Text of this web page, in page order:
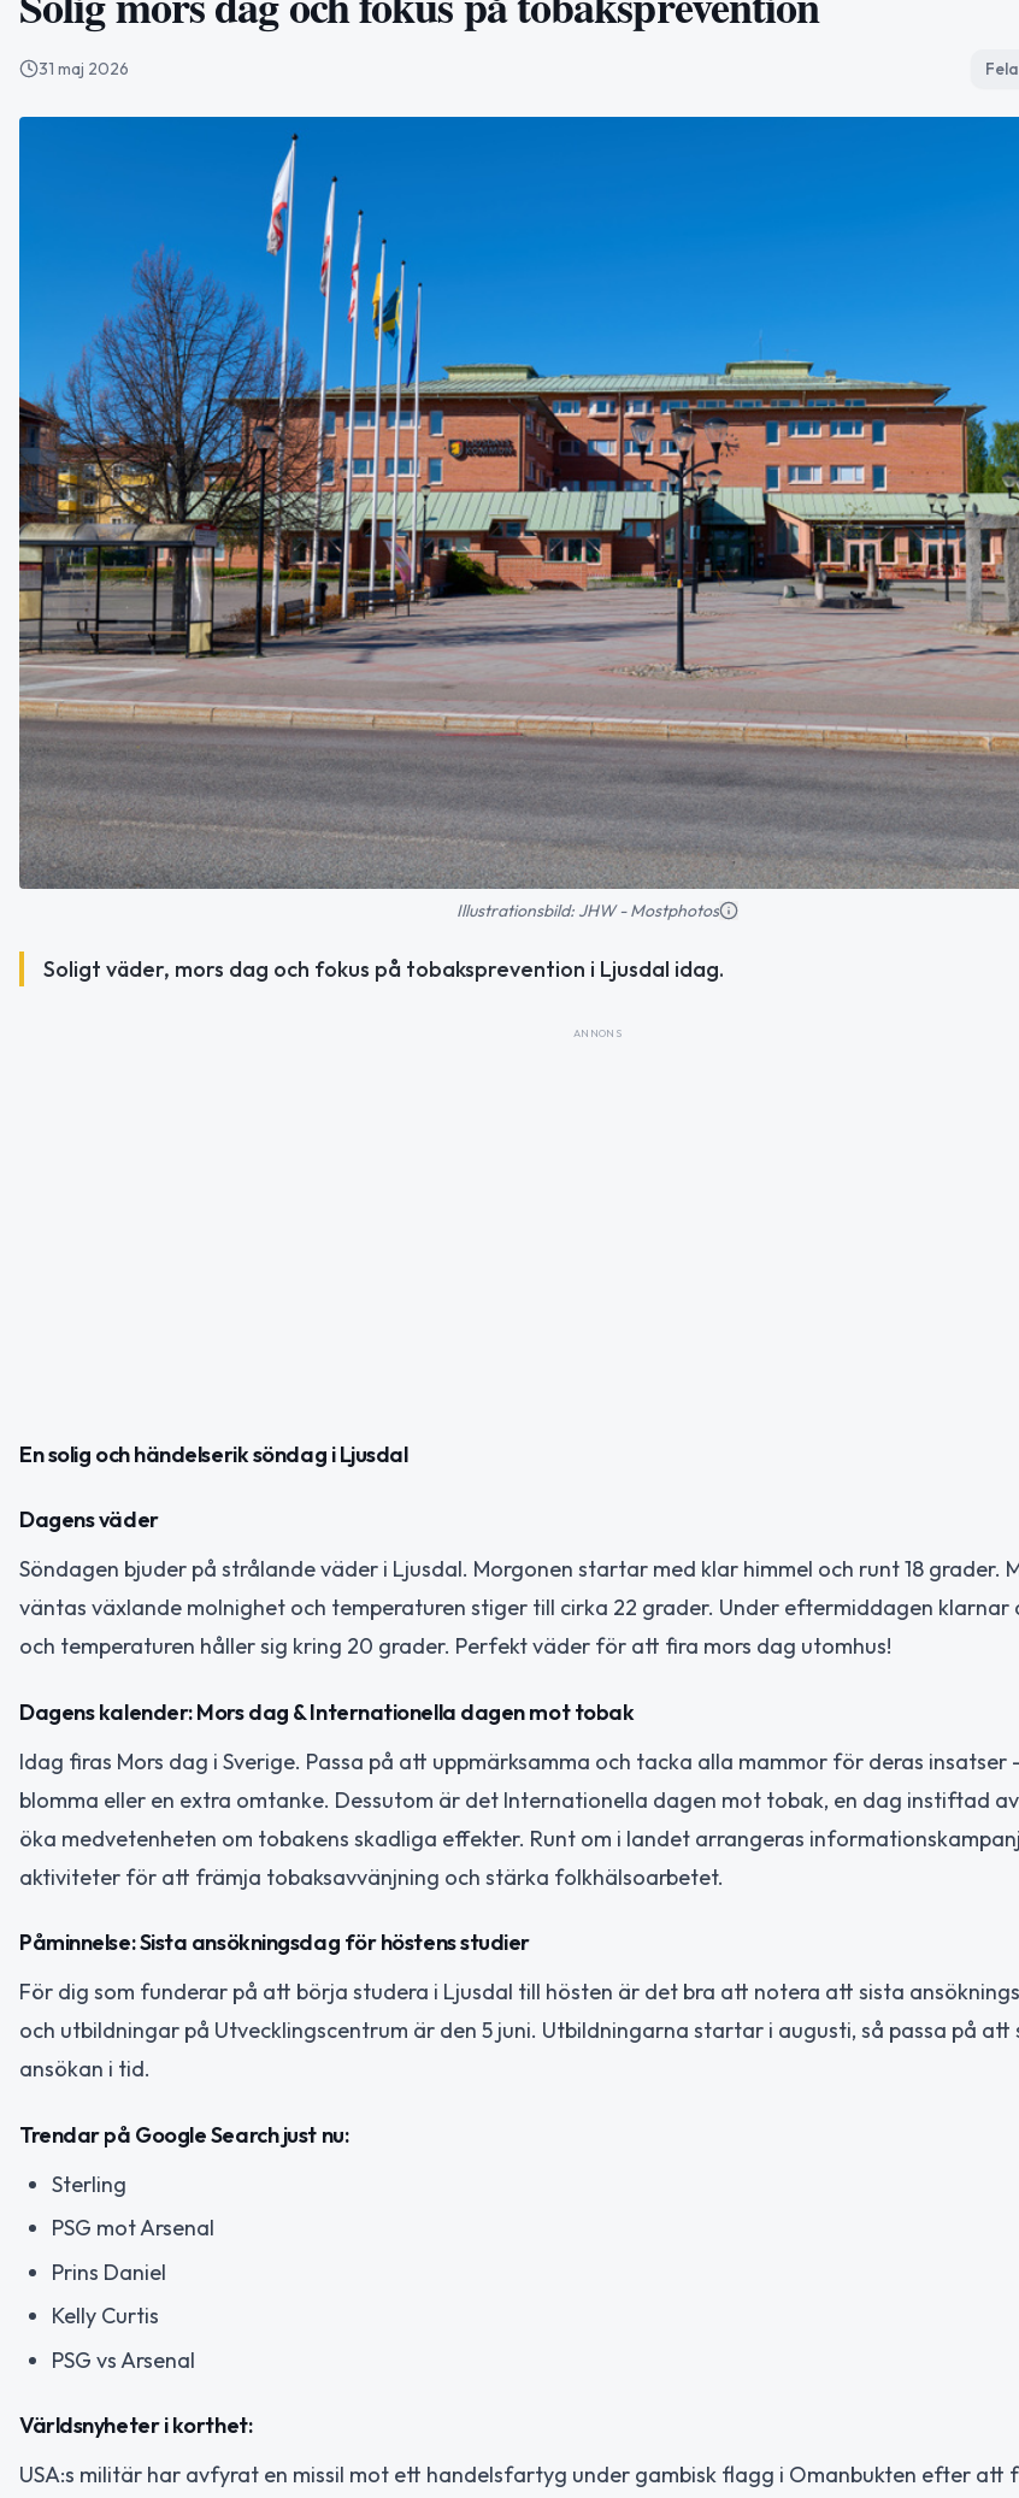
31 maj 2026
Illustrationsbild: JHW - Mostphotos
Soligt väder, mors dag och fokus på tobaksprevention i Ljusdal idag.
ANNONS
En solig och händelserik söndag i Ljusdal
Dagens väder
Söndagen bjuder på strålande väder i Ljusdal. Morgonen startar med klar himmel och runt 18 grader.
väntas växlande molnighet och temperaturen stiger till cirka 22 grader. Under eftermiddagen klarnar
och temperaturen håller sig kring 20 grader. Perfekt väder för att fira mors dag utomhus!
Dagens kalender: Mors dag & Internationella dagen mot tobak
Idag firas Mors dag i Sverige. Passa på att uppmärksamma och tacka alla mammor för deras insatser
blomma eller en extra omtanke. Dessutom är det Internationella dagen mot tobak, en dag instiftad
öka medvetenheten om tobakens skadliga effekter. Runt om i landet arrangeras
aktiviteter för att främja tobaksavvänjning och stärka folkhälsoarbetet.
Påminnelse: Sista ansökningsdag för höstens studier
För dig som funderar på att börja studera i Ljusdal till hösten är det bra att notera att sista
och utbildningar på Utvecklingscentrum är den 5 juni. Utbildningarna startar i augusti, så passa på att
ansökan i tid.
Trendar på Google Search just nu:
Sterling
PSG mot Arsenal
Prins Daniel
Kelly Curtis
PSG vs Arsenal
Världsnyheter i korthet:
USA:s militär har avfyrat en missil mot ett handelsfartyg under gambisk flagg i Omanbukten efter